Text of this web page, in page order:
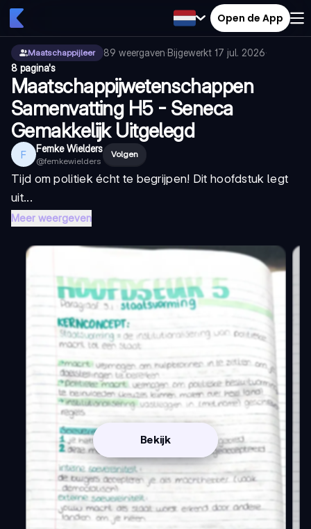
Open de App
Maatschappijleer 89 weergaven·Bijgewerkt 17 jul. 2026·
8 pagina's
Maatschappijwetenschappen
Samenvatting H5 - Seneca
Gemakkelijk Uitgelegd
F Femke Wielders
@femkewielders
Volgen
Tijd om politiek écht te begrijpen! Dit hoofdstuk legt
uit...
Meer weergeven
Bekijk